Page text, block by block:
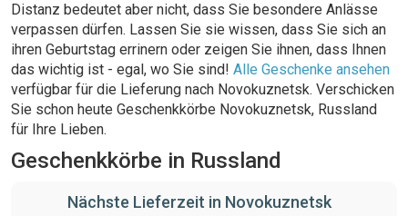
Distanz bedeutet aber nicht, dass Sie besondere Anlässe
verpassen dürfen. Lassen Sie sie wissen, dass Sie sich an
ihren Geburtstag errinern oder zeigen Sie ihnen, dass Ihnen
das wichtig ist - egal, wo Sie sind! Alle Geschenke ansehen
verfügbar für die Lieferung nach Novokuznetsk. Verschicken
Sie schon heute Geschenkkörbe Novokuznetsk, Russland
für Ihre Lieben.
Geschenkkörbe in Russland
Nächste Lieferzeit in Novokuznetsk